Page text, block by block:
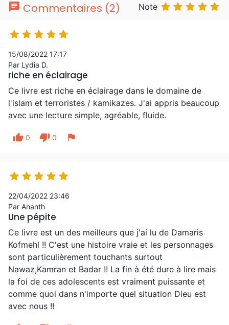
chat Commentaires (2) Note     
    
15/08/2022 17:17
Par Lydia D.
riche en éclairage
Ce livre est riche en éclairage dans le domaine de
l'islam et terroristes / kamikazes. J'ai appris beaucoup
avec une lecture simple, agréable, fluide.
thumb_up 0 thumb_down 0 flag
    
22/04/2022 23:46
Par Ananth
Une pépite
Ce livre est un des meilleurs que j'ai lu de Damaris
Kofmehl !! C'est une histoire vraie et les personnages
sont particulièrement touchants surtout
Nawaz,Kamran et Badar !! La fin à été dure à lire mais
la foi de ces adolescents est vraiment puissante et
comme quoi dans n'importe quel situation Dieu est
avec nous !!